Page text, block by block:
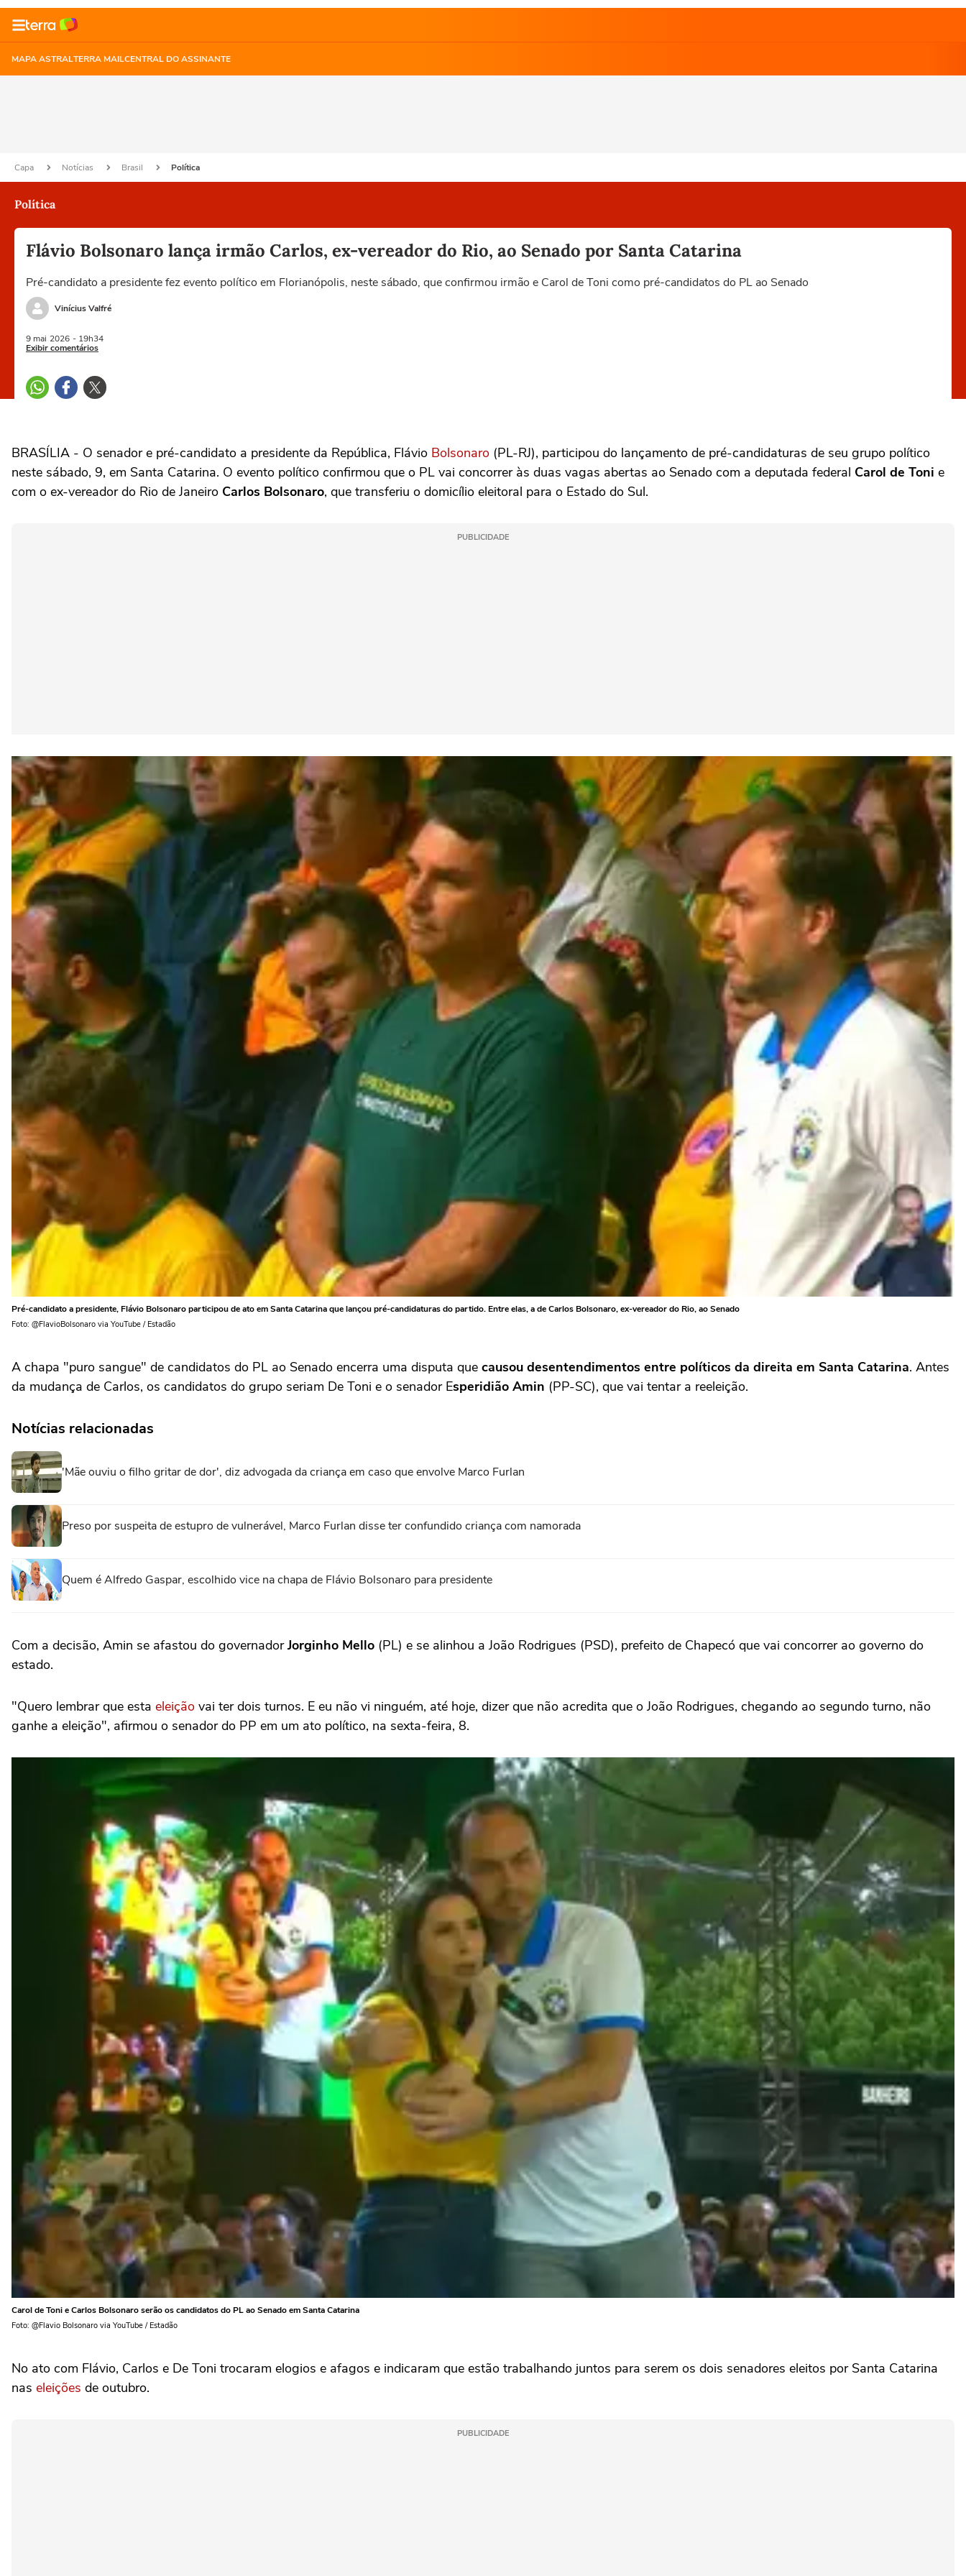
MAPA ASTRALTERRA MAILCENTRAL DO ASSINANTE
Capa Notícias Brasil Política
Política
Flávio Bolsonaro lança irmão Carlos, ex-vereador do Rio, ao Senado por Santa Catarina
Pré-candidato a presidente fez evento político em Florianópolis, neste sábado, que confirmou irmão e Carol de Toni como pré-candidatos do PL ao Senado
Vinícius Valfré
9 mai 2026 - 19h34
Exibir comentários
BRASÍLIA - O senador e pré-candidato a presidente da República, Flávio Bolsonaro (PL-RJ), participou do lançamento de pré-candidaturas de seu grupo político
neste sábado, 9, em Santa Catarina. O evento político confirmou que o PL vai concorrer às duas vagas abertas ao Senado com a deputada federal Carol de Toni e
com o ex-vereador do Rio de Janeiro Carlos Bolsonaro, que transferiu o domicílio eleitoral para o Estado do Sul.
PUBLICIDADE
Pré-candidato a presidente, Flávio Bolsonaro participou de ato em Santa Catarina que lançou pré-candidaturas do partido. Entre elas, a de Carlos Bolsonaro, ex-vereador do Rio, ao Senado
Foto: @FlavioBolsonaro via YouTube / Estadão
A chapa "puro sangue" de candidatos do PL ao Senado encerra uma disputa que causou desentendimentos entre políticos da direita em Santa Catarina. Antes
da mudança de Carlos, os candidatos do grupo seriam De Toni e o senador Esperidião Amin (PP-SC), que vai tentar a reeleição.
Notícias relacionadas
'Mãe ouviu o filho gritar de dor', diz advogada da criança em caso que envolve Marco Furlan
Preso por suspeita de estupro de vulnerável, Marco Furlan disse ter confundido criança com namorada
Quem é Alfredo Gaspar, escolhido vice na chapa de Flávio Bolsonaro para presidente
Com a decisão, Amin se afastou do governadorJorginho Mello (PL) e se alinhou a João Rodrigues (PSD), prefeito de Chapecó que vai concorrer ao governo do
estado.
"Quero lembrar que esta eleição vai ter dois turnos. E eu não vi ninguém, até hoje, dizer que não acredita que o João Rodrigues, chegando ao segundo turno, não
ganhe a eleição", afirmou o senador do PP em um ato político, na sexta-feira, 8.
Carol de Toni e Carlos Bolsonaro serão os candidatos do PL ao Senado em Santa Catarina
Foto: @Flavio Bolsonaro via YouTube / Estadão
No ato com Flávio, Carlos e De Toni trocaram elogios e afagos e indicaram que estão trabalhando juntos para serem os dois senadores eleitos por Santa Catarina
nas eleições de outubro.
PUBLICIDADE